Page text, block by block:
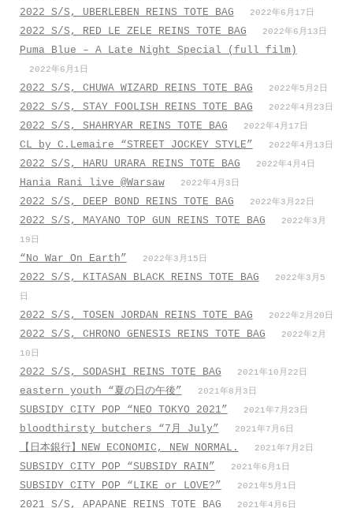
2022 S/S, UBERLEBEN REINS TOTE BAG 2022年6月17日
2022 S/S, RED LE ZELE REINS TOTE BAG 2022年6月13日
Puma Blue – A Late Night Special (full film)
2022年6月1日
2022 S/S, CHUWA WIZARD REINS TOTE BAG 2022年5月2日
2022 S/S, STAY FOOLISH REINS TOTE BAG 2022年4月23日
2022 S/S, SHAHRYAR REINS TOTE BAG 2022年4月17日
CL by C.Lemaire “STREET JOCKEY STYLE” 2022年4月13日
2022 S/S, HARU URARA REINS TOTE BAG 2022年4月4日
Hania Rani live @Warsaw 2022年4月3日
2022 S/S, DEEP BOND REINS TOTE BAG 2022年3月22日
2022 S/S, MAYANO TOP GUN REINS TOTE BAG
2022年3月
19日
“No War On Earth” 2022年3月15日
2022 S/S, KITASAN BLACK REINS TOTE BAG
2022年3月5
日
2022 S/S, TOSEN JORDAN REINS TOTE BAG 2022年2月20日
2022 S/S, CHRONO GENESIS REINS TOTE BAG
2022年2月
10日
2022 S/S, SODASHI REINS TOTE BAG 2021年10月22日
eastern youth “夏の日の午後” 2021年8月3日
SUBSIDY CITY POP “NEO TOKYO 2021” 2021年7月23日
bloodthirsty butchers “7月_July” 2021年7月6日
【日本銀行】NEW ECONOMIC, NEW NORMAL. 2021年7月2日
SUBSIDY CITY POP “SUBSIDY RAIN” 2021年6月1日
SUBSIDY CITY POP “LIKE or LOVE?” 2021年5月1日
2021 S/S, APAPANE REINS TOTE BAG 2021年4月6日